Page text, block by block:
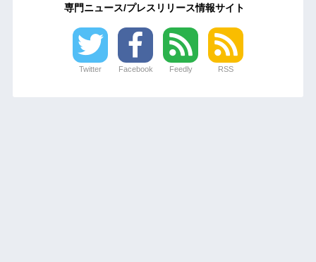
専門ニュース/プレスリリース情報サイト
Twitter Facebook Feedly RSS